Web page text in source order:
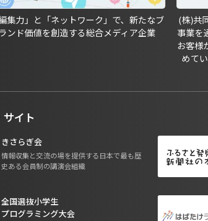
編集力」と「ネットワーク」で、新たなブ
ランド価値を創造する総合メディア企業
(株)共
事業を
お客様
めて
イト
きさらぎ会
情報収集と交流の場を提供する日本で最も歴
史ある会員制の講演会組織
全国選抜小学生
プログラミング大会